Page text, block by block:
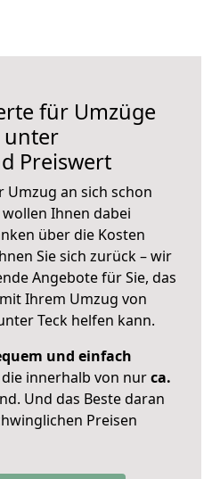
für Umzüge
unter
Preiswert
Umzug an sich schon
Ihnen dabei
über die Kosten
Sie sich zurück – wir
Angebote für Sie, das
mit Ihrem Umzug von
Teck helfen kann.
und einfach
die innerhalb von nurca.
Und das Beste daran
Preisen